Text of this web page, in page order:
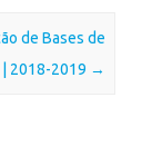
de Bases de
2018-2019 →